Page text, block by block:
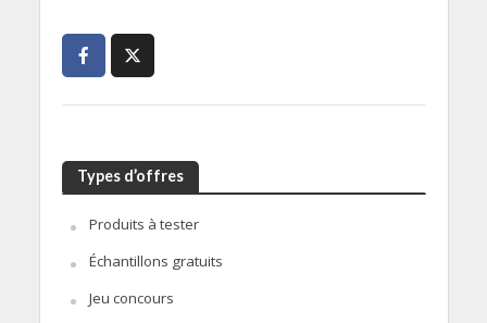
Types d’offres
Produits à tester
Échantillons gratuits
Jeu concours